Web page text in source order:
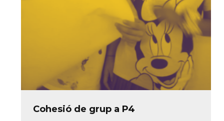
Cohesió de grup a P4